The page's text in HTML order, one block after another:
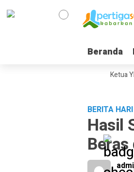
Beranda
Beranda
Ketua
BERITA
Hasil